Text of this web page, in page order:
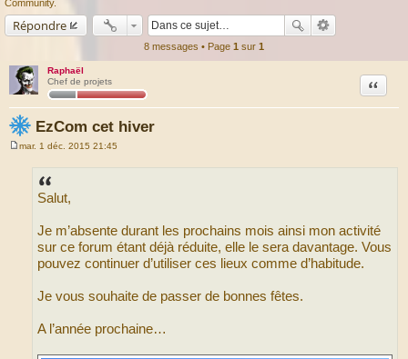
Community.
Répondre
8 messages • Page 1 sur 1
Raphaël
Chef de projets
EzCom cet hiver
Citation
mar. 1 déc. 2015 21:45
Salut,
Je m’absente durant les prochains mois ainsi mon activité
sur ce forum étant déjà réduite, elle le sera davantage. Vous
pouvez continuer d’utiliser ces lieux comme d’habitude.
Je vous souhaite de passer de bonnes fêtes.
A l’année prochaine…